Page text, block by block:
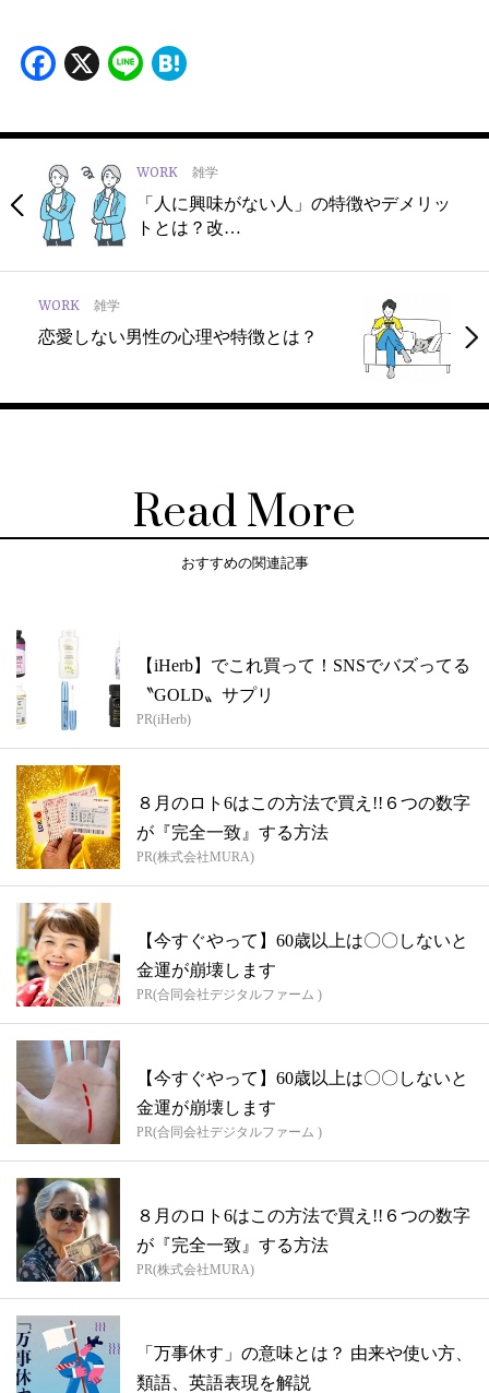
Facebook
X Line
WORK 雑学
「人に興味がない人」の特徴やデメリッ
トとは？改…
WORK 雑学
恋愛しない男性の心理や特徴とは？
Read More
おすすめの関連記事
【iHerb】でこれ買って！SNSでバズってる
〝GOLD〟サプリ
PR(iHerb)
８月のロト6はこの方法で買え!!６つの数字
が『完全一致』する方法
PR(株式会社MURA)
【今すぐやって】60歳以上は〇〇しないと
金運が崩壊します
PR(合同会社デジタルファーム )
【今すぐやって】60歳以上は〇〇しないと
金運が崩壊します
PR(合同会社デジタルファーム )
８月のロト6はこの方法で買え!!６つの数字
が『完全一致』する方法
PR(株式会社MURA)
「万事休す」の意味とは？ 由来や使い方、
類語、英語表現を解説